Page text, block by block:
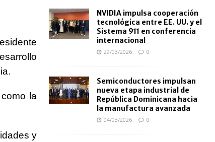
la
y
NVIDIA impulsa cooperación
tecnológica entre EE. UU. y el
Sistema 911 en conferencia
internacional
29/03/2026 0
Semiconductores impulsan
nueva etapa industrial de
República Dominicana hacia
la manufactura avanzada
04/03/2026 0